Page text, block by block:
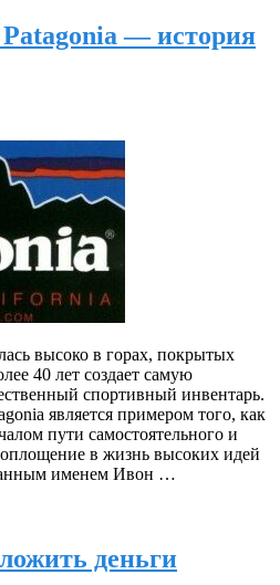
— история
высоко в горах, покрытых
40 лет создает самую
спортивный инвентарь.
является примером того, как
пути самостоятельного и
в жизнь высоких идей
именем Ивон …
деньги